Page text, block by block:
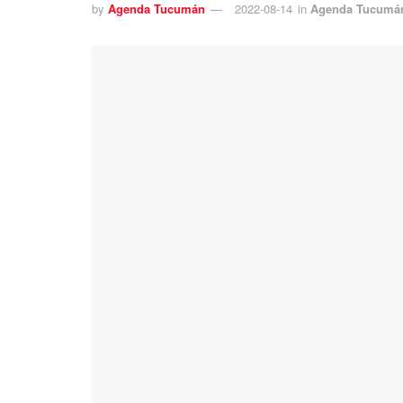
by Agenda Tucumán 2022-08-14 in Agenda